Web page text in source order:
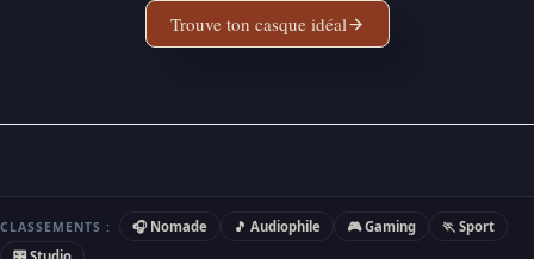
Trouve ton casque idéal
CLASSEMENTS : 🎧 Nomade 🎵 Audiophile 🎮 Gaming
🏃 Sport